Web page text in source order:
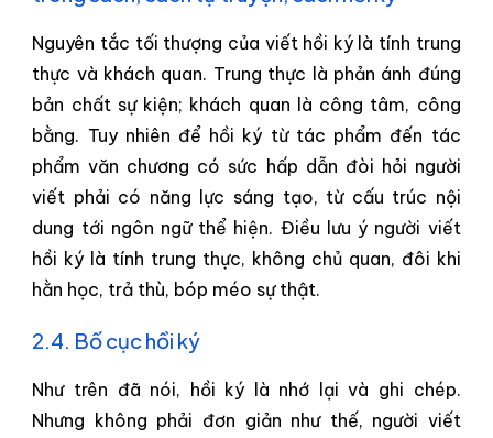
Nguyên tắc tối thượng của viết hồi ký là tính trung
thực và khách quan. Trung thực là phản ánh đúng
bản chất sự kiện; khách quan là công tâm, công
bằng. Tuy nhiên để hồi ký từ tác phẩm đến tác
phẩm văn chương có sức hấp dẫn đòi hỏi người
viết phải có năng lực sáng tạo, từ cấu trúc nội
dung tới ngôn ngữ thể hiện. Điều lưu ý người viết
hồi ký là tính trung thực, không chủ quan, đôi khi
hằn học, trả thù, bóp méo sự thật.
2.4. Bố cục hồi ký
Như trên đã nói, hồi ký là nhớ lại và ghi chép.
Nhưng không phải đơn giản như thế, người viết